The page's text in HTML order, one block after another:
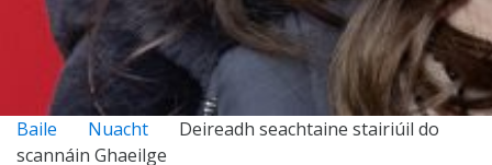
Baile Nuacht
Deireadh seachtaine stairiúil do
scannáin Ghaeilge